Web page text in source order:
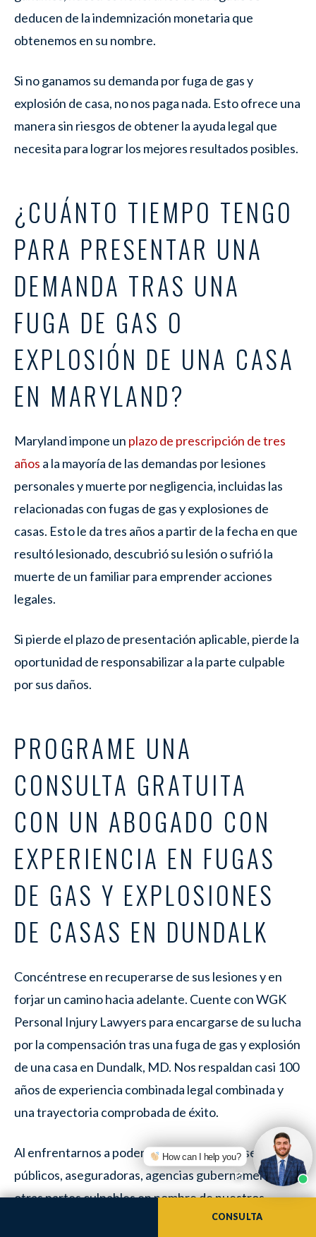
deducen de la indemnización monetaria que
obtenemos en su nombre.
Si no ganamos su demanda por fuga de gas y
explosión de casa, no nos paga nada. Esto ofrece una
manera sin riesgos de obtener la ayuda legal que
necesita para lograr los mejores resultados posibles.
¿CUÁNTO TIEMPO TENGO
PARA PRESENTAR UNA
DEMANDA TRAS UNA
FUGA DE GAS O
EXPLOSIÓN DE UNA CASA
EN MARYLAND?
Maryland impone un plazo de prescripción de tres
años a la mayoría de las demandas por lesiones
personales y muerte por negligencia, incluidas las
relacionadas con fugas de gas y explosiones de
casas. Esto le da tres años a partir de la fecha en que
resultó lesionado, descubrió su lesión o sufrió la
muerte de un familiar para emprender acciones
legales.
Si pierde el plazo de presentación aplicable, pierde la
oportunidad de responsabilizar a la parte culpable
por sus daños.
PROGRAME UNA
CONSULTA GRATUITA
CON UN ABOGADO CON
EXPERIENCIA EN FUGAS
DE GAS Y EXPLOSIONES
DE CASAS EN DUNDALK
Concéntrese en recuperarse de sus lesiones y en
forjar un camino hacia adelante. Cuente con WGK
Personal Injury Lawyers para encargarse de su lucha
por la compensación tras una fuga de gas y explosión
de una casa en Dundalk, MD. Nos respaldan casi 100
años de experiencia combinada legal combinada y
una trayectoria comprobada de éxito.
Al enfrentarnos a poderosas empresas de servicios
públicos, aseguradoras, agencias gubernamentales y
otras partes culpables en nombre de nuestros
clientes, hemos obtenido decenas de millones en
CONSULTA
How can I help you?